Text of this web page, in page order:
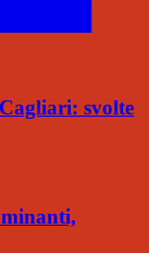
svolte